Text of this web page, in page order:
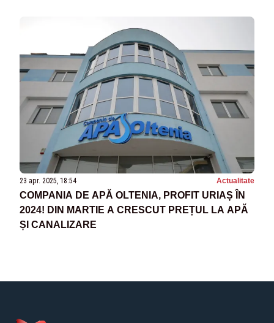
23 apr. 2025, 18:54 Actualitate
COMPANIA DE APĂ OLTENIA, PROFIT URIAȘ ÎN
2024! DIN MARTIE A CRESCUT PREȚUL LA APĂ
ȘI CANALIZARE